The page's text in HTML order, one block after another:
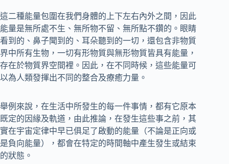
這二種能量包圍在我們身體的上下左右內外之間，因此
能量是無所處不生、無所物不留、無所點不鑽的。眼睛
看到的、鼻子聞到的、耳朵聽到的一切，還包含非物質
界中所有生物，一切有形物質與無形物質皆具有能量，
存在於物質界空間裡。因此，在不同時候，這些能量可
以為人類發揮出不同的整合及療癒力量。
舉例來說，在生活中所發生的每一件事情，都有它原本
既定的因緣及軌道，由此推論，在發生這些事之前，其
實在宇宙定律中早已俱足了啟動的能量（不論是正向或
是負向能量），都會在特定的時間軸中產生發生或結束
的狀態。